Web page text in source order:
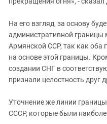
На его взгляд, за основу
административной
Армянской ССР, так как оба
на основе этой границы.
создании СНГ в
признали целостность друг
Уточнение же линии
СССР, которые были